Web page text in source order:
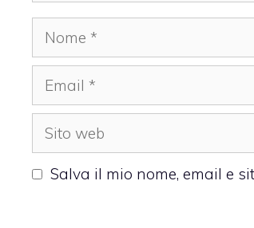
Nome
Email
Sito
web
Salva il mio nome, email e